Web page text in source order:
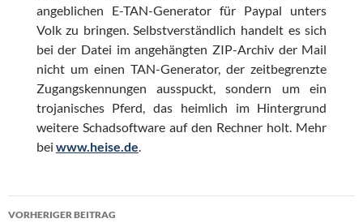
angeblichen E-TAN-Generator für Paypal unters
Volk zu bringen. Selbstverständlich handelt es sich
bei der Datei im angehängten ZIP-Archiv der Mail
nicht um einen TAN-Generator, der zeitbegrenzte
Zugangskennungen ausspuckt, sondern um ein
trojanisches Pferd, das heimlich im Hintergrund
weitere Schadsoftware auf den Rechner holt. Mehr
bei www.heise.de.
Beitragsnavigation
VORHERIGER BEITRAG